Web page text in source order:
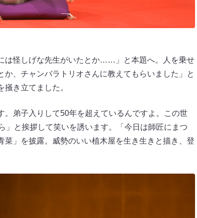
は怪しげな先生がいたとか……」と本題へ。人を乗せ
、チャンバラトリオさんに教えてもらいました」と
き立てました。
弟子入りして50年を超えているんですよ。この世
と挨拶して笑いを誘います。「今日は師匠にまつ
」を披露。威勢のいい植木屋を生き生きと描き、登